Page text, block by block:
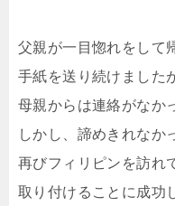
父親が一目惚れをして
手紙を送り続けました
母親からは連絡がなか
しかし、諦めきれなか
再びフィリピンを訪れ
取り付けることに成功